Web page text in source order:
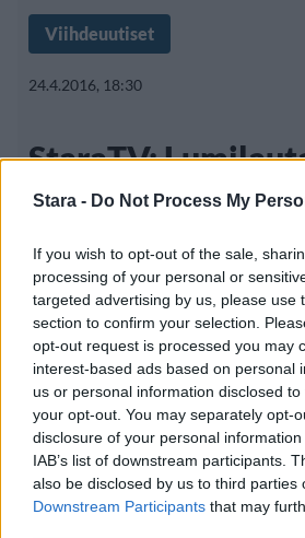
Stara - Do Not Process My
If you wish to opt-out of the sale,
processing of your personal or
targeted advertising by us, please use
section to confirm your selection.
opt-out request is processed you may
interest-based ads based on personal
us or personal information disclosed
your opt-out. You may separately opt-
disclosure of your personal
IAB’s list of downstream participants.
also be disclosed by us to third parties
Downstream Participants that may
Viihdeuutiset
24.4.2016, 18:30
StaraTV:
Nyman, Nisula ja
Rukalla
Rukalla juhlittiin kuluvana
11. kerran perinteinen
Info